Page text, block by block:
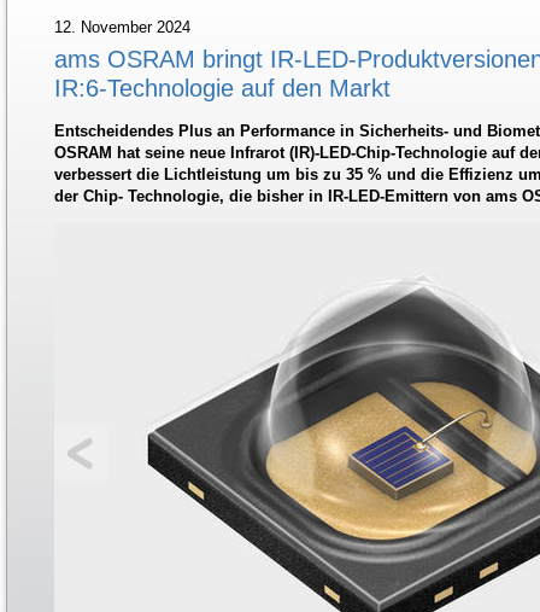
12. November 2024
ams OSRAM bringt IR-LED-
IR:6-Technologie auf den Markt
Entscheidendes Plus an Performance in Sicherheits- und
OSRAM hat seine neue Infrarot (IR)-LED-Chip-Technologie auf
verbessert die Lichtleistung um bis zu 35 % und die Effizienz
der Chip- Technologie, die bisher in IR-LED-Emittern von ams